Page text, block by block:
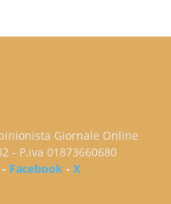
Giornale Online
- P.iva 01873660680
- Facebook -X